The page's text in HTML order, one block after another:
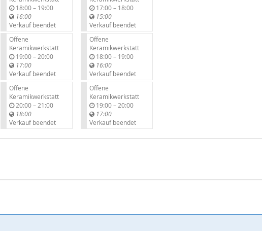
18:00–b
s
19:00
16:00
Verkauf beendet
Offene
Keramikwerkstatt
19:00–b
s
20:00
17:00
Verkauf beendet
Offene
Keramikwerkstatt
20:00–b
s
21:00
18:00
Verkauf beendet
17:00–b
s
18:00
15:00
Verkauf beendet
Offene
Keramikwerkstatt
18:00–b
s
19:00
16:00
Verkauf beendet
Offene
Keramikwerkstatt
19:00–b
s
20:00
17:00
Verkauf beendet